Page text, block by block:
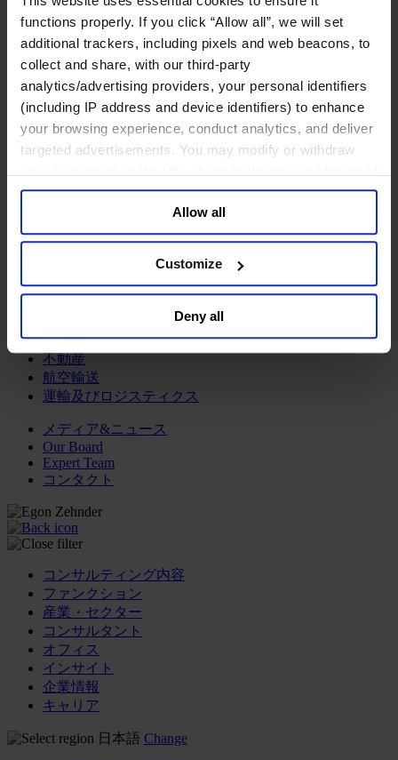
functions properly. If you click “Allow all”, we will set
additional trackers, including pixels and web beacons, to
collect and share, with our third-party
analytics/advertising providers, your personal identifiers
(including IP address and device identifiers) to enhance
your browsing experience, conduct analytics, and deliver
targeted advertisements. You may modify or withdraw
your data for targeted advertising, by clicking “Do Not
Sell or Share My Personal Information” in the footer of
the website. You must opt-out of each device and each
browser. For additional information and retention terms
general collection and use of personal information see
Allow all
Customize
Deny all
鉱業・金属
金融サービス
アセットマネジメント
インフラ事業
ウェルスマネジメント
デジタル資産、暗号資産、Web3
プライベート・エクイティ
保険
金融テクノロジー（フィンテック）
プロフェッショナルサービス
ホスピタリティ、旅行・レジャー
不動産
航空輸送
運輸及びロジスティクス
メディア&ニュース
Our Board
Expert Team
コンタクト
コンサルティング内容
ファンクション
産業・セクター
コンサルタント
オフィス
インサイト
企業情報
キャリア
日本語 Change